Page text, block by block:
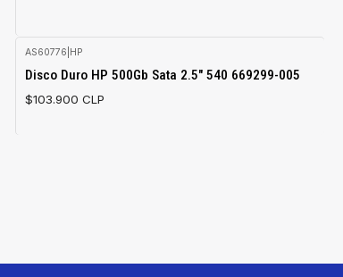
AS60776 HP
Disco Duro HP 500Gb Sata 2.5" 540 669299-005
$103.900 CLP